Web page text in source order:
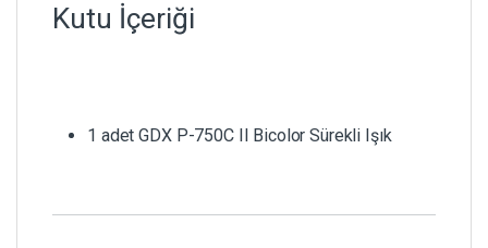
Kutu İçeriği
1 adet GDX P-750C II Bicolor Sürekli Işık